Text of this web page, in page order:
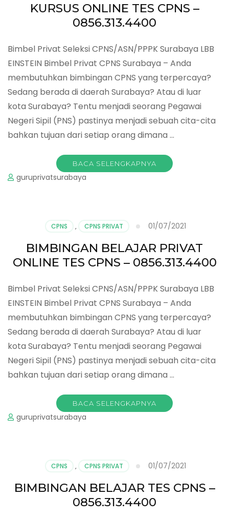
KURSUS ONLINE TES CPNS –
0856.313.4400
Bimbel Privat Seleksi CPNS/ASN/PPPK Surabaya LBB
EINSTEIN Bimbel Privat CPNS Surabaya – Anda
membutuhkan bimbingan CPNS yang terpercaya?
Sedang berada di daerah Surabaya? Atau di luar
kota Surabaya? Tentu menjadi seorang Pegawai
Negeri Sipil (PNS) pastinya menjadi sebuah cita-cita
bahkan tujuan dari setiap orang dimana …
BACA SELENGKAPNYA
guruprivatsurabaya
CPNS , CPNS PRIVAT 01/07/2021
BIMBINGAN BELAJAR PRIVAT
ONLINE TES CPNS – 0856.313.4400
Bimbel Privat Seleksi CPNS/ASN/PPPK Surabaya LBB
EINSTEIN Bimbel Privat CPNS Surabaya – Anda
membutuhkan bimbingan CPNS yang terpercaya?
Sedang berada di daerah Surabaya? Atau di luar
kota Surabaya? Tentu menjadi seorang Pegawai
Negeri Sipil (PNS) pastinya menjadi sebuah cita-cita
bahkan tujuan dari setiap orang dimana …
BACA SELENGKAPNYA
guruprivatsurabaya
CPNS , CPNS PRIVAT 01/07/2021
BIMBINGAN BELAJAR TES CPNS –
0856.313.4400